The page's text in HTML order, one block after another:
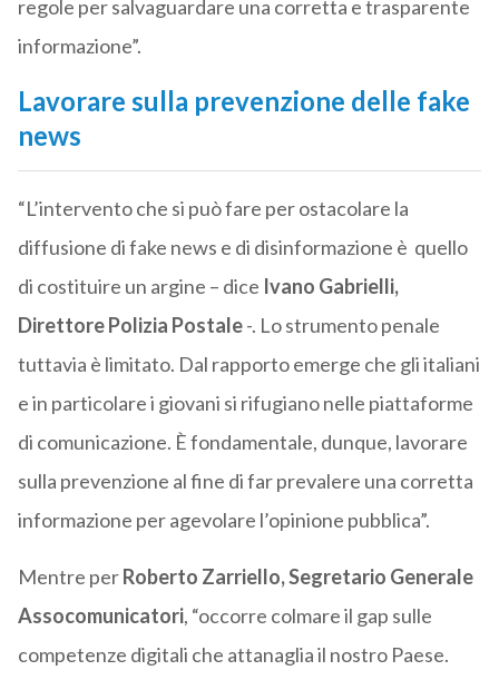
regole per salvaguardare una corretta e trasparente
informazione”.
Lavorare sulla prevenzione delle fake
news
“L’intervento che si può fare per ostacolare la
diffusione di fake news e di disinformazione è quello
di costituire un argine – dice Ivano Gabrielli,
Direttore Polizia Postale-. Lo strumento penale
tuttavia è limitato. Dal rapporto emerge che gli italiani
e in particolare i giovani si rifugiano nelle piattaforme
di comunicazione. È fondamentale, dunque, lavorare
sulla prevenzione al fine di far prevalere una corretta
informazione per agevolare l’opinione pubblica”.
Mentre perRoberto Zarriello, Segretario Generale
Assocomunicatori, “occorre colmare il gap sulle
competenze digitali che attanaglia il nostro Paese.